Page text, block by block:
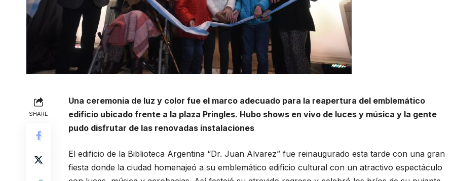
SHARE
Una ceremonia de luz y color fue el marco adecuado para la reapertura del emblemático
edificio ubicado frente a la plaza Pringles. Hubo shows en vivo de luces y música y la gente
pudo disfrutar de las renovadas instalaciones
El edificio de la Biblioteca Argentina “Dr. Juan Alvarez” fue reinaugurado esta tarde con una gran
fiesta donde la ciudad homenajeó a su emblemático edificio cultural con un atractivo espectáculo